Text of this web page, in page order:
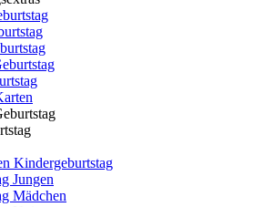
Kindergeburtstag
Jungen
Mädchen